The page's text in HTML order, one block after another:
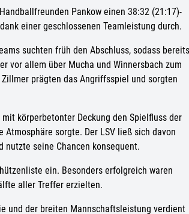
Pankow einen 38:32 (21:17)-
einer geschlossenen Teamleistung durch.
suchten früh den Abschluss, sodass bereits
vor allem über Mucha und Winnersbach zum
prägten das Angriffsspiel und sorgten
körperbetonter Deckung den Spielfluss der
sorgte. Der LSV ließ sich davon
seine Chancen konsequent.
ein. Besonders erfolgreich waren
aller Treffer erzielten.
und der breiten Mannschaftsleistung verdient